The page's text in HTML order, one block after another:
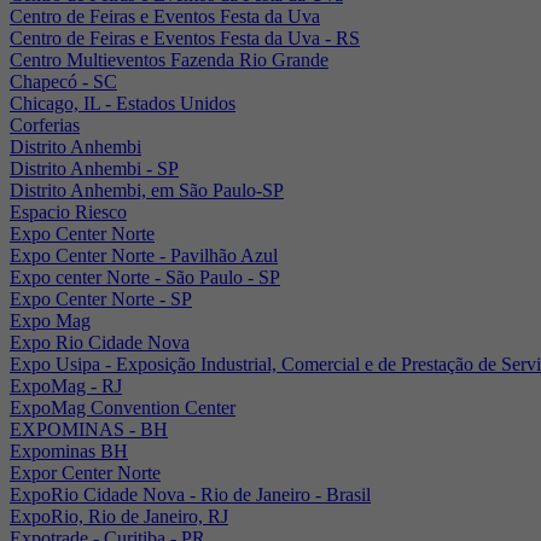
Centro de Feiras e Eventos Festa da Uva
Centro de Feiras e Eventos Festa da Uva - RS
Centro Multieventos Fazenda Rio Grande
Chapecó - SC
Chicago, IL - Estados Unidos
Corferias
Distrito Anhembi
Distrito Anhembi - SP
Distrito Anhembi, em São Paulo-SP
Espacio Riesco
Expo Center Norte
Expo Center Norte - Pavilhão Azul
Expo center Norte - São Paulo - SP
Expo Center Norte - SP
Expo Mag
Expo Rio Cidade Nova
Expo Usipa - Exposição Industrial, Comercial e de Prestação de
ExpoMag - RJ
ExpoMag Convention Center
EXPOMINAS - BH
Expominas BH
Expor Center Norte
ExpoRio Cidade Nova - Rio de Janeiro - Brasil
ExpoRio, Rio de Janeiro, RJ